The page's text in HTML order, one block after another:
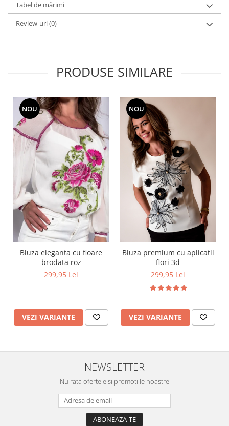
Tabel de mărimi
Review-uri(0)
PRODUSE SIMILARE
NOU
Bluza eleganta cu floare
brodata roz
299,95 Lei
VEZI VARIANTE
NOU
Bluza premium cu aplicatii
flori 3d
299,95 Lei
VEZI VARIANTE
NEWSLETTER
Nu rata ofertele si promotiile noastre